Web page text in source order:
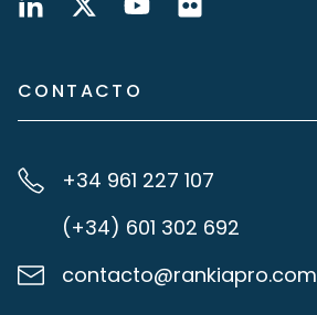
CONTACTO
+34 961 227 107
(+34) 601 302 692
contacto@rankiapro.com